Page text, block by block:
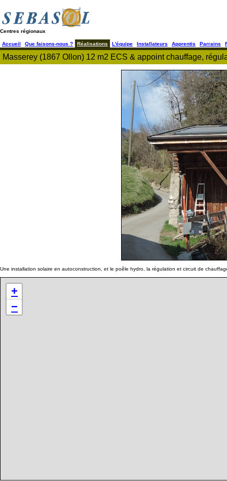
Centres régionaux
Accueil Que faisons-nous ? Réalisations L'équipe Installateurs Apprentis Parrains
Masserey (1867 Ollon) 12 m2 ECS & appoint chauffage,
Une installation solaire en autoconstruction, et le poêle hydro, la régulation et circuit de
+
−